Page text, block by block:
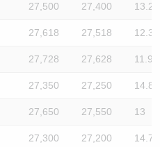
27,500 27,400 13.2
27,618 27,518 12.3
27,728 27,628 11.9
27,350 27,250 14.8
27,650 27,550 13
27,300 27,200 14.7